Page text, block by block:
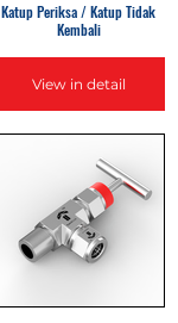
Katup Periksa / Katup Tidak
Kembali
View in detail